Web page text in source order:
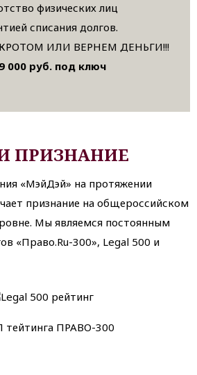
физических лиц
списания долгов.
ИЛИ ВЕРНЕМ ДЕНЬГИ!!!
000 руб. под ключ
ПРИЗНАНИЕ
«МэйДэй» на протяжении
признание на общероссийском
Мы являемся постоянным
«Право.Ru-300», Legal 500 и